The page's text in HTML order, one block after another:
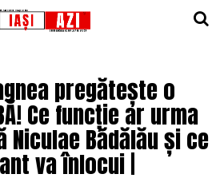
pregătește o
Ce funcție ar urma
Niculae Bădălău și ce
va înlocui |